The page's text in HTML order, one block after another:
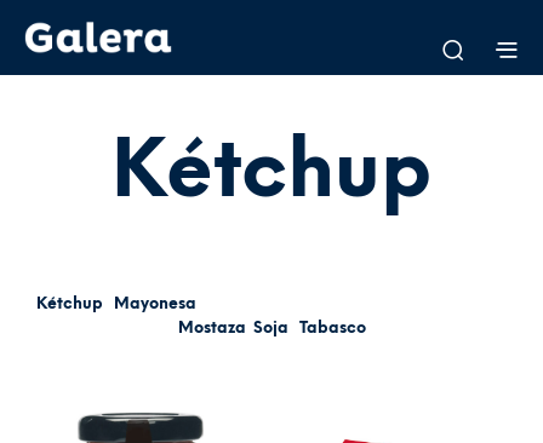
Kétchup
Kétchup
Mayonesa
Mostaza Soja Tabasco